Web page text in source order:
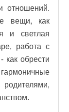
отношений.
вещи, как
и светлая
работа с
как обрести